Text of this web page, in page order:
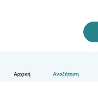
Αρχική Αναζήτηση